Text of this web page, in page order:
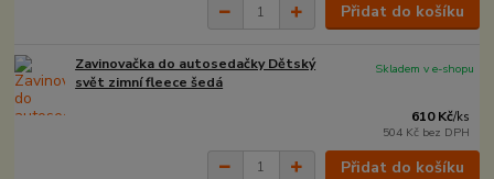
Přidat do košíku
Zavinovačka do autosedačky Dětský
svět zimní fleece šedá
610 Kč/ks
504 Kč bez DPH
Skladem v e-shopu
Přidat do košíku